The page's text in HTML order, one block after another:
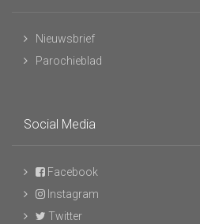
Nieuwsbrief
Parochieblad
Social Media
Facebook
Instagram
Twitter